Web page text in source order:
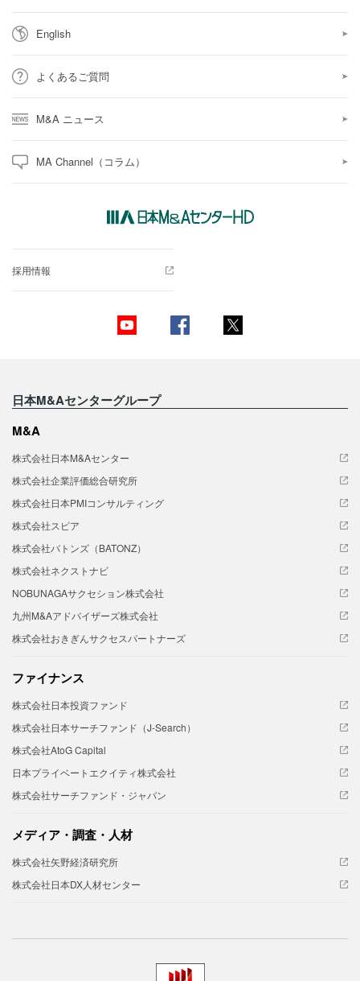
English
よくあるご質問
M&A ニュース
MA Channel（コラム）
採用情報
日本M&Aセンターグループ
M&A
株式会社日本M&Aセンター
株式会社企業評価総合研究所
株式会社日本PMIコンサルティング
株式会社スピア
株式会社バトンズ（BATONZ）
株式会社ネクストナビ
NOBUNAGAサクセション株式会社
九州M&Aアドバイザーズ株式会社
株式会社おきぎんサクセスパートナーズ
ファイナンス
株式会社日本投資ファンド
株式会社日本サーチファンド（J-Search）
株式会社AtoG Capital
日本プライベートエクイティ株式会社
株式会社サーチファンド・ジャパン
メディア・調査・人材
株式会社矢野経済研究所
株式会社日本DX人材センター